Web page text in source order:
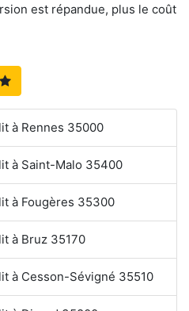
est répandue, plus le coût
à Rennes 35000
à Saint-Malo 35400
à Fougères 35300
à Bruz 35170
à Cesson-Sévigné 35510